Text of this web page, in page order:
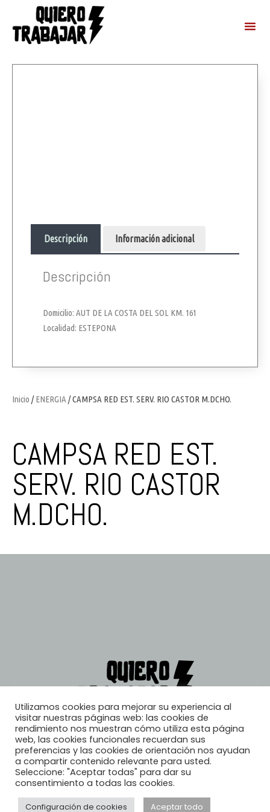
Inicio /ENERGIA / CAMPSA RED EST. SERV. RIO CASTOR M.DCHO.
CAMPSA RED EST.
SERV. RIO CASTOR
M.DCHO.
Descripción Información adicional
Descripción
Domicilio: AUT DE LA COSTA DEL SOL KM. 161
Localidad: ESTEPONA
© 2026, Quiero Trabajar
Utilizamos cookies para mejorar su experiencia al
visitar nuestras páginas web: las cookies de
rendimiento nos muestran cómo utiliza esta página
web, las cookies funcionales recuerdan sus
preferencias y las cookies de orientación nos ayudan
a compartir contenido relevante para usted.
Seleccione: "Aceptar todas" para dar su
consentimiento a todas las cookies.
Configuración de cookies Aceptar todo